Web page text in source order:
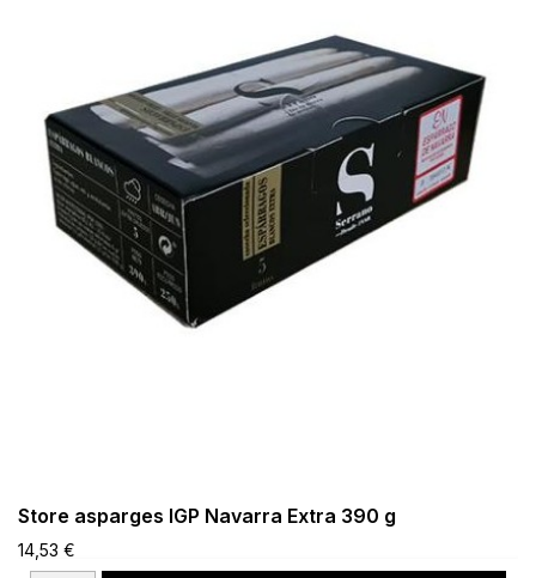
Store asparges IGP Navarra Extra 390 g
14,53 €